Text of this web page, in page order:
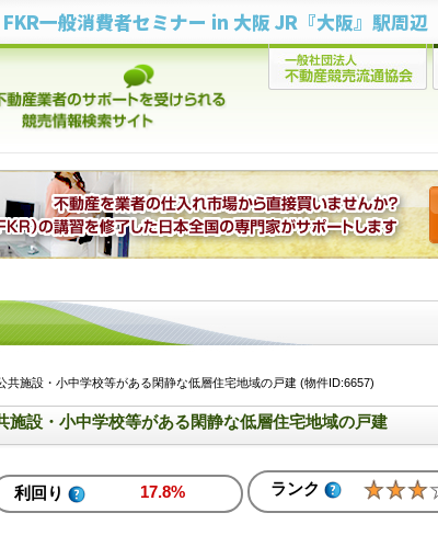
FKR一般消費者セミナー in 大阪 JR『大阪』駅周辺
施設・小中学校等がある閑静な低層住宅地域の戸建 (物件ID:6657)
施設・小中学校等がある閑静な低層住宅地域の戸建
利回り 17.8% ランク